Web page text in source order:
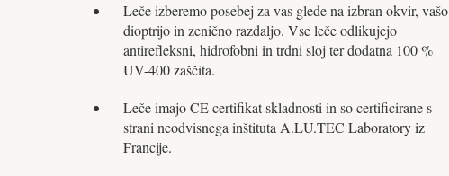
Leče izberemo posebej za vas glede na izbran okvir, vašo
dioptrijo in zenično razdaljo. Vse leče odlikujejo
antirefleksni, hidrofobni in trdni sloj ter dodatna 100 %
UV-400 zaščita.
Leče imajo CE certifikat skladnosti in so certificirane s
strani neodvisnega inštituta A.LU.TEC Laboratory iz
Francije.